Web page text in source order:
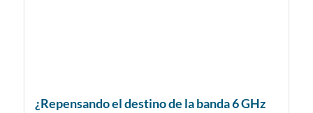
¿Repensando el destino de la banda 6 GHz